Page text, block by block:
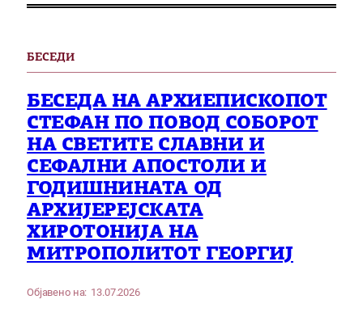
БЕСЕДИ
БЕСЕДА НА АРХИЕПИСКОПОТ
СТЕФАН ПО ПОВОД СОБОРОТ
НА СВЕТИТЕ СЛАВНИ И
СЕФАЛНИ АПОСТОЛИ И
ГОДИШНИНАТА ОД
АРХИЈЕРЕЈСКАТА
ХИРОТОНИЈА НА
МИТРОПОЛИТОТ ГЕОРГИЈ
Објавено на: 13.07.2026